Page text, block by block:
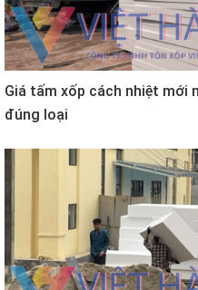
Giá tấm xốp cách nhiệt mới
đúng loại